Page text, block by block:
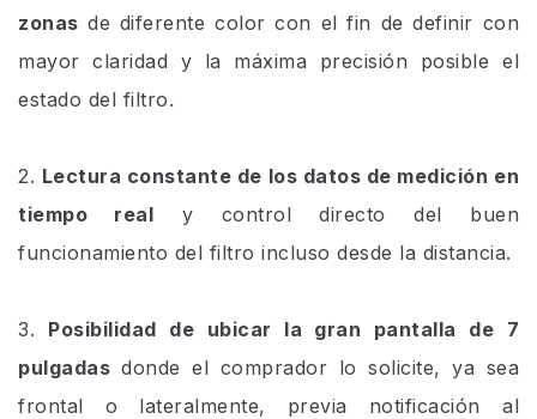
zonas de diferente color con el fin de definir con
mayor claridad y la máxima precisión posible el
estado del filtro.
2. Lectura constante de los datos de medición en
tiempo real y control directo del buen
funcionamiento del filtro incluso desde la distancia.
3. Posibilidad de ubicar la gran pantalla de 7
pulgadas donde el comprador lo solicite, ya sea
frontal o lateralmente, previa notificación al